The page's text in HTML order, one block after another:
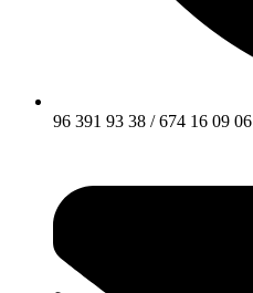
96 391 93 38 / 674 16 09 06